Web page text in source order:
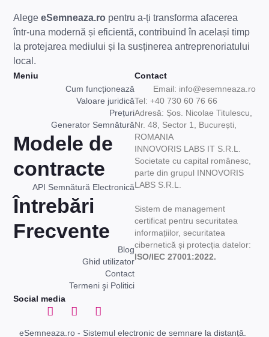
Alege eSemneaza.ro pentru a-ți transforma afacerea
într-una modernă și eficientă, contribuind în același timp
la protejarea mediului și la susținerea antreprenoriatului
local.
Meniu
Cum funcționează
Valoare juridică
Prețuri
Generator Semnătură
Modele de
contracte
API Semnătură Electronică
Întrebări
Frecvente
Blog
Ghid utilizator
Contact
Termeni şi Politici
Contact
Email: info@esemneaza.ro
Tel: +40 730 60 76 66
Adresă: Șos. Nicolae Titulescu,
Nr. 48, Sector 1, București,
ROMANIA
INNOVORIS LABS IT S.R.L.
Societate cu capital românesc,
parte din grupul INNOVORIS
LABS S.R.L.
Sistem de management
certificat pentru securitatea
informațiilor, securitatea
cibernetică și protecția datelor:
ISO/IEC 27001:2022.
Social media
eSemneaza.ro - Sistemul electronic de semnare la distanță.